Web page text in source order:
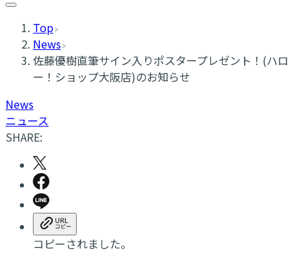
Top
News
佐藤優樹直筆サイン入りポスタープレゼント！(ハロ
ー！ショップ大阪店)のお知らせ
News
ニュース
SHARE:
コピーされました。